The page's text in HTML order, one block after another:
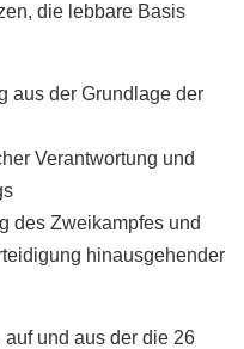
die lebbare Basis
aus der Grundlage der
Verantwortung und
des Zweikampfes und
hinausgehender
und aus der die 26